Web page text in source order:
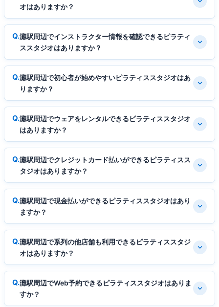
オはありますか？
灘駅周辺でインストラクター情報を確認できるピラティ
ススタジオはありますか？
灘駅周辺で初心者が始めやすいピラティススタジオはあ
りますか？
灘駅周辺でウェアをレンタルできるピラティススタジオ
はありますか？
灘駅周辺でクレジットカード払いができるピラティスス
タジオはありますか？
灘駅周辺で現金払いができるピラティススタジオはあり
ますか？
灘駅周辺で系列の他店舗も利用できるピラティススタジ
オはありますか？
灘駅周辺でWeb予約できるピラティススタジオはありま
すか？